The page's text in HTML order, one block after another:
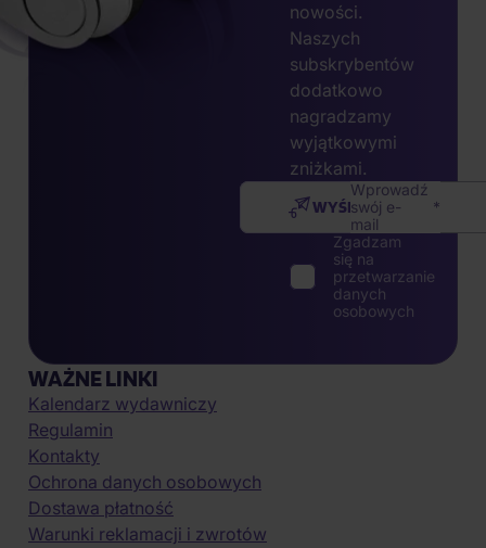
nowości.
Naszych
subskrybentów
dodatkowo
nagradzamy
wyjątkowymi
zniżkami.
Wprowadź
swój e-
mail
WYŚLIJ
Zgadzam
się na
przetwarzanie
danych
osobowych
WAŻNE LINKI
Kalendarz wydawniczy
Regulamin
Kontakty
Ochrona danych osobowych
Dostawa płatność
Warunki reklamacji i zwrotów